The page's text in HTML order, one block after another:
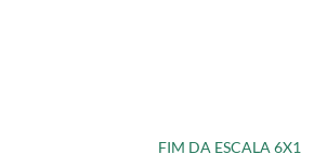
FIM DA ESCALA 6X1